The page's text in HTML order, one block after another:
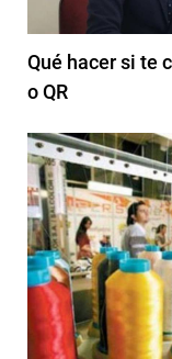
Qué hacer si te
o QR